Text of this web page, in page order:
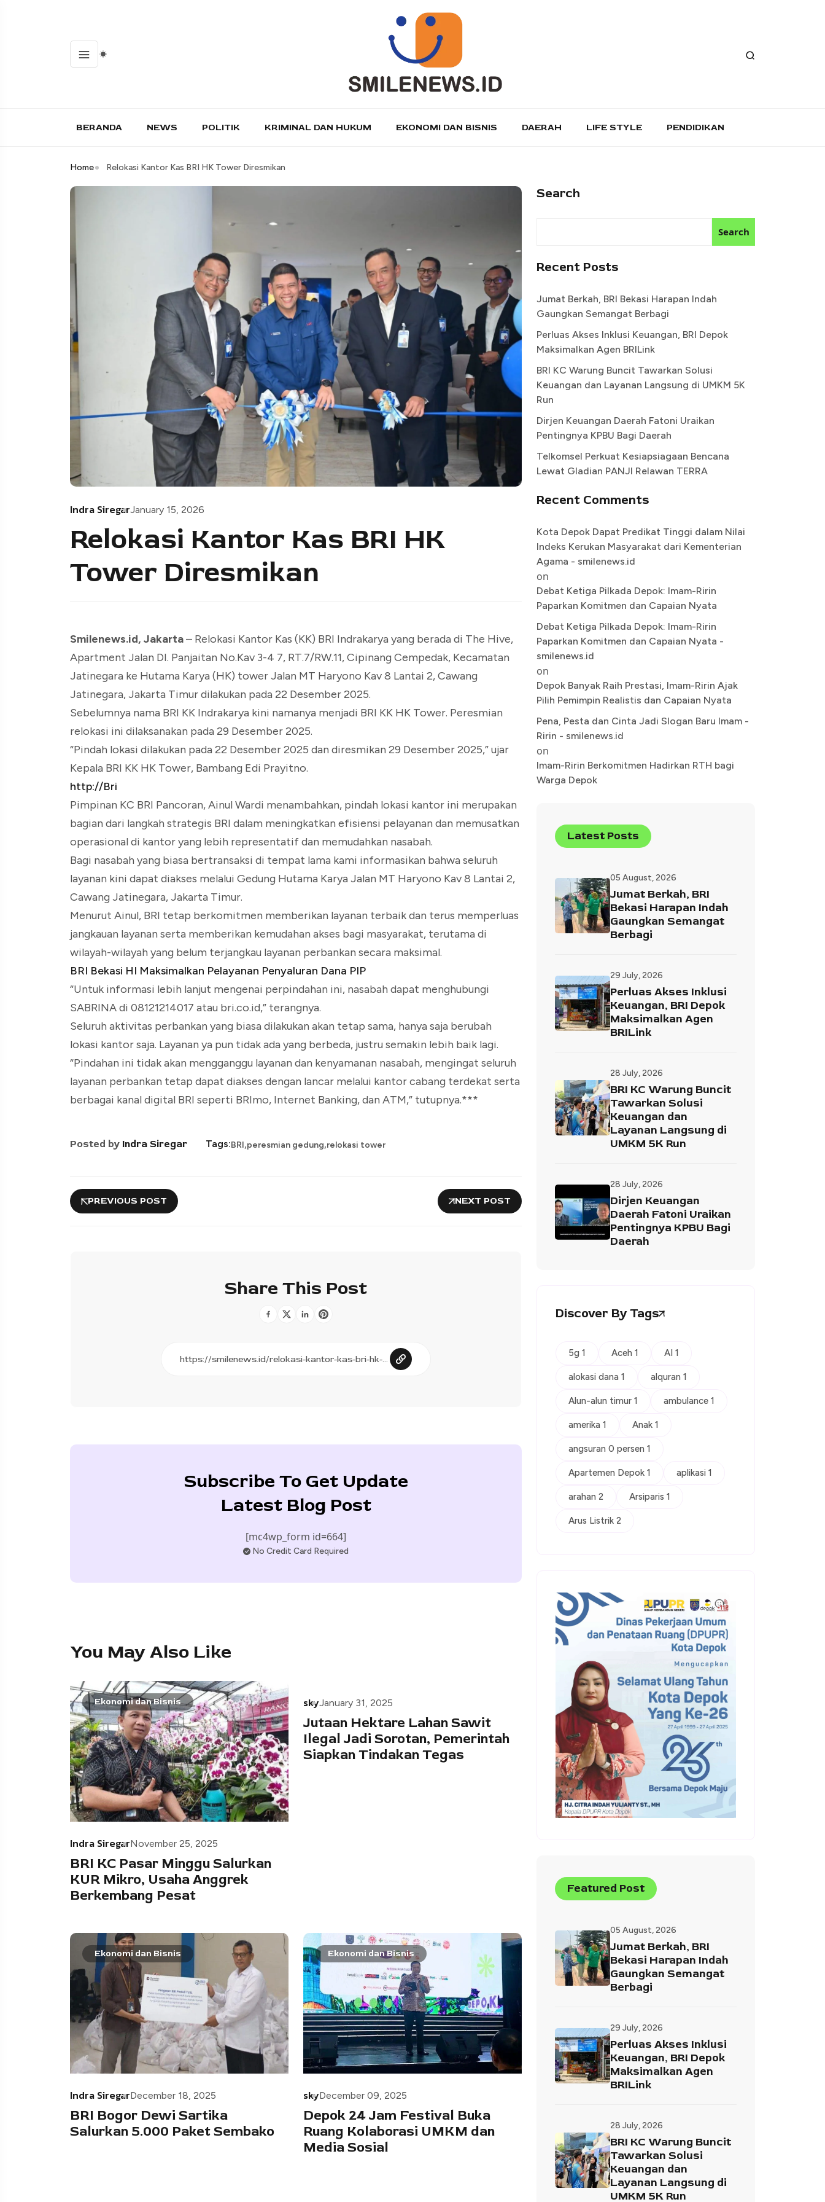
BERANDA NEWS POLITIK KRIMINAL DAN HUKUM EKONOMI DAN BISNIS DAERAH LIFE STYLE PENDIDIKAN
Home Relokasi Kantor Kas BRI HK Tower Diresmikan
Indra SiregarJanuary 15, 2026
Relokasi Kantor Kas BRI HK
Tower Diresmikan
Smilenews.id, Jakarta– Relokasi Kantor Kas (KK) BRI Indrakarya yang berada di The Hive,
Apartment Jalan DI. Panjaitan No.Kav 3-4 7, RT.7/RW.11, Cipinang Cempedak, Kecamatan
Jatinegara ke Hutama Karya (HK) tower Jalan MT Haryono Kav 8 Lantai 2, Cawang
Jatinegara, Jakarta Timur dilakukan pada 22 Desember 2025.
Sebelumnya nama BRI KK Indrakarya kini namanya menjadi BRI KK HK Tower. Peresmian
relokasi ini dilaksanakan pada 29 Desember 2025.
“Pindah lokasi dilakukan pada 22 Desember 2025 dan diresmikan 29 Desember 2025,” ujar
Kepala BRI KK HK Tower, Bambang Edi Prayitno.
http://Bri
Pimpinan KC BRI Pancoran, Ainul Wardi menambahkan, pindah lokasi kantor ini merupakan
bagian dari langkah strategis BRI dalam meningkatkan efisiensi pelayanan dan memusatkan
operasional di kantor yang lebih representatif dan memudahkan nasabah.
Bagi nasabah yang biasa bertransaksi di tempat lama kami informasikan bahwa seluruh
layanan kini dapat diakses melalui Gedung Hutama Karya Jalan MT Haryono Kav 8 Lantai 2,
Cawang Jatinegara, Jakarta Timur.
Menurut Ainul, BRI tetap berkomitmen memberikan layanan terbaik dan terus memperluas
jangkauan layanan serta memberikan kemudahan akses bagi masyarakat, terutama di
wilayah-wilayah yang belum terjangkau layanan perbankan secara maksimal.
BRI Bekasi HI Maksimalkan Pelayanan Penyaluran Dana PIP
“Untuk informasi lebih lanjut mengenai perpindahan ini, nasabah dapat menghubungi
SABRINA di 08121214017 atau bri.co.id,” terangnya.
Seluruh aktivitas perbankan yang biasa dilakukan akan tetap sama, hanya saja berubah
lokasi kantor saja. Layanan ya pun tidak ada yang berbeda, justru semakin lebih baik lagi.
“Pindahan ini tidak akan mengganggu layanan dan kenyamanan nasabah, mengingat seluruh
layanan perbankan tetap dapat diakses dengan lancar melalui kantor cabang terdekat serta
berbagai kanal digital BRI seperti BRImo, Internet Banking, dan ATM,” tutupnya.***
Posted by Indra Siregar Tags:BRI,peresmian gedung,relokasi tower
PREVIOUS POST NEXT POST
Share This Post
Subscribe To Get Update
Latest Blog Post
[mc4wp_form id=664]
No Credit Card Required
You May Also Like
Ekonomi dan Bisnis
Indra SiregarNovember 25, 2025
BRI KC Pasar Minggu Salurkan
KUR Mikro, Usaha Anggrek
Berkembang Pesat
skyJanuary 31, 2025
Jutaan Hektare Lahan Sawit
Ilegal Jadi Sorotan, Pemerintah
Siapkan Tindakan Tegas
Ekonomi dan Bisnis
Indra SiregarDecember 18, 2025
BRI Bogor Dewi Sartika
Salurkan 5.000 Paket Sembako
Ekonomi dan Bisnis
skyDecember 09, 2025
Depok 24 Jam Festival Buka
Ruang Kolaborasi UMKM dan
Media Sosial
Search
Search
Recent Posts
Jumat Berkah, BRI Bekasi Harapan Indah
Gaungkan Semangat Berbagi
Perluas Akses Inklusi Keuangan, BRI Depok
Maksimalkan Agen BRILink
BRI KC Warung Buncit Tawarkan Solusi
Keuangan dan Layanan Langsung di UMKM 5K
Run
Dirjen Keuangan Daerah Fatoni Uraikan
Pentingnya KPBU Bagi Daerah
Telkomsel Perkuat Kesiapsiagaan Bencana
Lewat Gladian PANJI Relawan TERRA
Recent Comments
Kota Depok Dapat Predikat Tinggi dalam Nilai
Indeks Kerukan Masyarakat dari Kementerian
Agama - smilenews.id
on
Debat Ketiga Pilkada Depok: Imam-Ririn
Paparkan Komitmen dan Capaian Nyata
Debat Ketiga Pilkada Depok: Imam-Ririn
Paparkan Komitmen dan Capaian Nyata -
smilenews.id
on
Depok Banyak Raih Prestasi, Imam-Ririn Ajak
Pilih Pemimpin Realistis dan Capaian Nyata
Pena, Pesta dan Cinta Jadi Slogan Baru Imam -
Ririn - smilenews.id
on
Imam-Ririn Berkomitmen Hadirkan RTH bagi
Warga Depok
Latest Posts
05 August, 2026
Jumat Berkah, BRI
Bekasi Harapan Indah
Gaungkan Semangat
Berbagi
29 July, 2026
Perluas Akses Inklusi
Keuangan, BRI Depok
Maksimalkan Agen
BRILink
28 July, 2026
BRI KC Warung Buncit
Tawarkan Solusi
Keuangan dan
Layanan Langsung di
UMKM 5K Run
28 July, 2026
Dirjen Keuangan
Daerah Fatoni Uraikan
Pentingnya KPBU Bagi
Daerah
Discover By Tags
5g 1 Aceh 1 AI 1
alokasi dana 1 alquran 1
Alun-alun timur 1 ambulance 1
amerika 1 Anak 1
angsuran 0 persen 1
Apartemen Depok 1 aplikasi 1
arahan 2 Arsiparis 1
Arus Listrik 2
Featured Post
05 August, 2026
Jumat Berkah, BRI
Bekasi Harapan Indah
Gaungkan Semangat
Berbagi
29 July, 2026
Perluas Akses Inklusi
Keuangan, BRI Depok
Maksimalkan Agen
BRILink
28 July, 2026
BRI KC Warung Buncit
Tawarkan Solusi
Keuangan dan
Layanan Langsung di
UMKM 5K Run